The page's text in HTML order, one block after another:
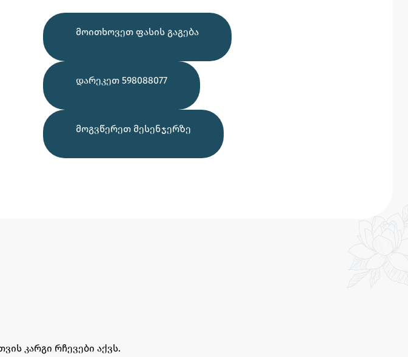
ᲛᲝᲘᲗᲮᲝᲕᲔᲗ ᲤᲐᲡᲘᲡ ᲒᲐᲒᲔᲑᲐ
ᲓᲐᲠᲔᲙᲔᲗ 598088077
ᲛᲝᲒᲕᲬᲔᲠᲔᲗ ᲛᲔᲡᲔᲜᲯᲔᲠᲖᲔ
კარგი რჩევები აქვს.